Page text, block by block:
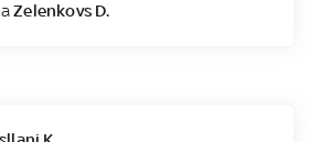
Zelenkovs D.